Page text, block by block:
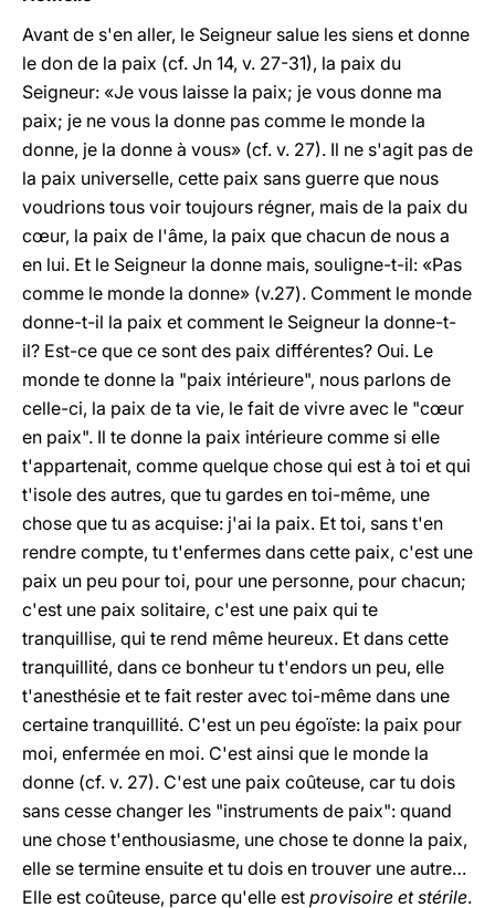
Avant de s'en aller, le Seigneur salue les siens et donne
le don de la paix (cf. Jn 14, v. 27-31), la paix du
Seigneur: «Je vous laisse la paix; je vous donne ma
paix; je ne vous la donne pas comme le monde la
donne, je la donne à vous» (cf. v. 27). Il ne s'agit pas de
la paix universelle, cette paix sans guerre que nous
voudrions tous voir toujours régner, mais de la paix du
cœur, la paix de l'âme, la paix que chacun de nous a
en lui. Et le Seigneur la donne mais, souligne-t-il: «Pas
comme le monde la donne» (v.27). Comment le monde
donne-t-il la paix et comment le Seigneur la donne-t-
il? Est-ce que ce sont des paix différentes? Oui. Le
monde te donne la "paix intérieure", nous parlons de
celle-ci, la paix de ta vie, le fait de vivre avec le "cœur
en paix". Il te donne la paix intérieure comme si elle
t'appartenait, comme quelque chose qui est à toi et qui
t'isole des autres, que tu gardes en toi-même, une
chose que tu as acquise: j'ai la paix. Et toi, sans t'en
rendre compte, tu t'enfermes dans cette paix, c'est une
paix un peu pour toi, pour une personne, pour chacun;
c'est une paix solitaire, c'est une paix qui te
tranquillise, qui te rend même heureux. Et dans cette
tranquillité, dans ce bonheur tu t'endors un peu, elle
t'anesthésie et te fait rester avec toi-même dans une
certaine tranquillité. C'est un peu égoïste: la paix pour
moi, enfermée en moi. C'est ainsi que le monde la
donne (cf. v. 27). C'est une paix coûteuse, car tu dois
sans cesse changer les "instruments de paix": quand
une chose t'enthousiasme, une chose te donne la paix,
elle se termine ensuite et tu dois en trouver une autre…
Elle est coûteuse, parce qu'elle est provisoire et stérile.